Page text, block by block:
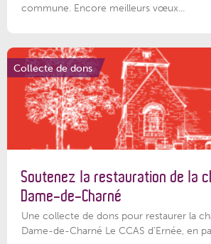
commune. Encore meilleurs vœux...
Collecte de dons
Soutenez la restauration de la
Dame-de-Charné
Une collecte de dons pour restaurer la
Dame-de-Charné Le CCAS d’Ernée, en